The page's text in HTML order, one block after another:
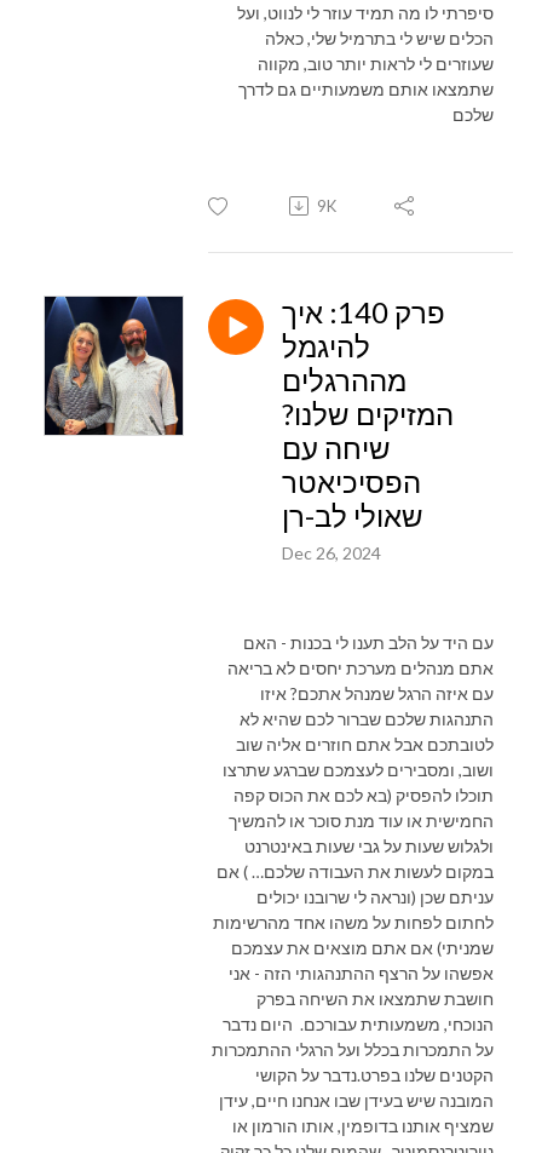
סיפרתי לו מה תמיד עוזר לי לנווט, ועל
הכלים שיש לי בתרמיל שלי, כאלה
שעוזרים לי לראות יותר טוב, מקווה
שתמצאו אותם משמעותיים גם לדרך
שלכם
9K
פרק 140: איך
להיגמל
מההרגלים
המזיקים שלנו?
שיחה עם
הפסיכיאטר
שאולי לב-רן
Dec 26, 2024
עם היד על הלב תענו לי בכנות - האם
אתם מנהלים מערכת יחסים לא בריאה
עם איזה הרגל שמנהל אתכם? איזו
התנהגות שלכם שברור לכם שהיא לא
לטובתכם אבל אתם חוזרים אליה שוב
ושוב, ומסבירים לעצמכם שברגע שתרצו
תוכלו להפסיק (בא לכם את הכוס קפה
החמישית או עוד מנת סוכר או להמשיך
ולגלוש שעות על גבי שעות באינטרנט
במקום לעשות את העבודה שלכם… ) אם
עניתם שכן (ונראה לי שרובנו יכולים
לחתום לפחות על משהו אחד מהרשימות
שמניתי) אם אתם מוצאים את עצמכם
אפשהו על הרצף ההתנהגותי הזה - אני
חושבת שתמצאו את השיחה בפרק
הנוכחי, משמעותית עבורכם. היום נדבר
על התמכרות בכלל ועל הרגלי ההתמכרות
הקטנים שלנו בפרט.נדבר על הקושי
המובנה שיש בעידן שבו אנחנו חיים, עידן
שמציף אותנו בדופמין, אותו הורמון או